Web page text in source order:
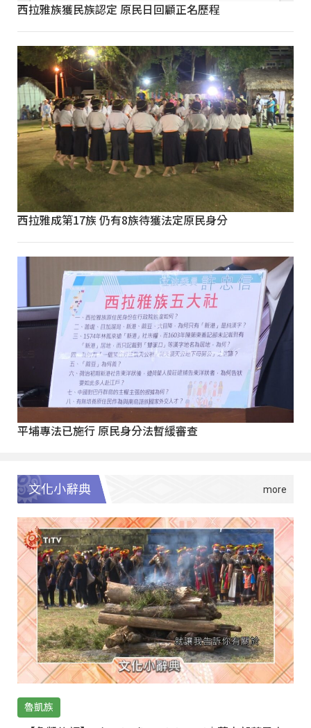
西拉雅族獲民族認定 原民日回顧正名歷程
西拉雅成第17族 仍有8族待獲法定原民身分
平埔專法已施行 原民身分法暫緩審查
文化小辭典
魯凱族